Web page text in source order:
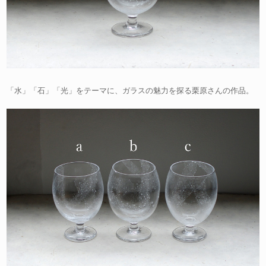
「水」「石」「光」をテーマに、ガラスの魅力を探る栗原さんの作品。